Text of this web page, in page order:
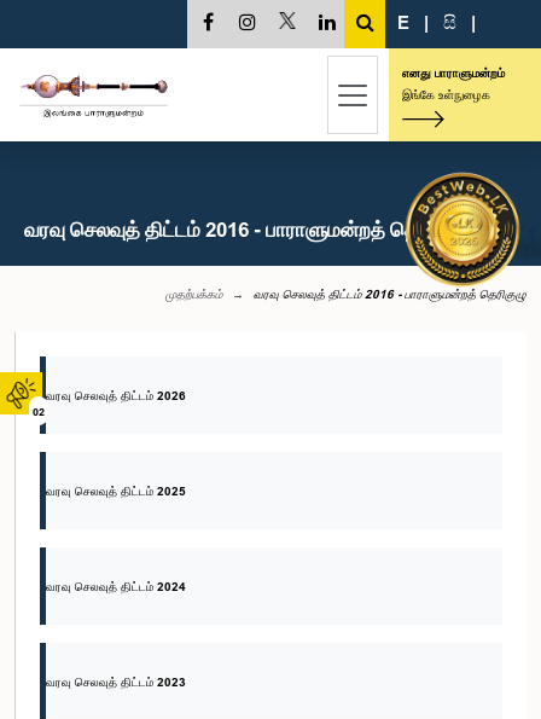
02
E | සි |
எனது பாராளுமன்றம்
இங்கே உள்நுழைக
வரவு செலவுத் திட்டம் 2016 - பாராளுமன்றத் தெரிகுழு
முதற்பக்கம் வரவு செலவுத் திட்டம் 2016 - பாராளுமன்றத் தெரிகுழு
வரவு செலவுத் திட்டம் 2026
வரவு செலவுத் திட்டம் 2025
வரவு செலவுத் திட்டம் 2024
வரவு செலவுத் திட்டம் 2023